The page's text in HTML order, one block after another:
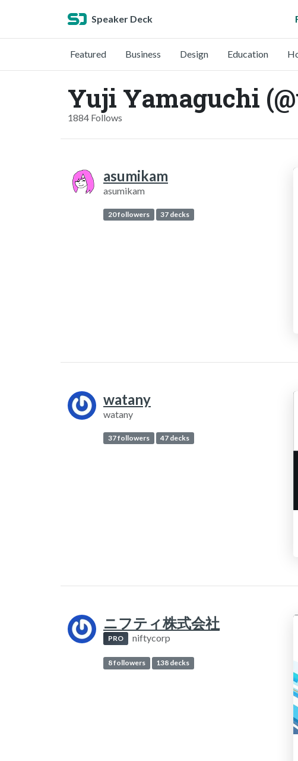
Speaker Deck
Featured Business Design Education
Yuji Yamaguchi
1884 Follows
asumikam
asumikam
20 followers 37 decks
watany
watany
37 followers 47 decks
ニフティ株式会社
PRO niftycorp
8 followers 138 decks